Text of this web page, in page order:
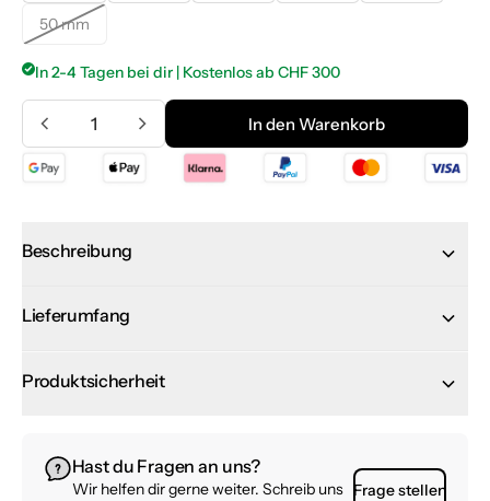
50 mm
In 2-4 Tagen bei dir | Kostenlos ab CHF 300
Menge
In den Warenkorb
In den Warenkorb
Beschreibung
Lieferumfang
Produktsicherheit
Hast du Fragen an uns?
Wir helfen dir gerne weiter. Schreib uns
Frage stellen